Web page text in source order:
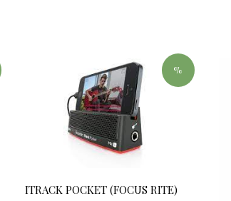
%
ITRACK POCKET (FOCUS RITE)